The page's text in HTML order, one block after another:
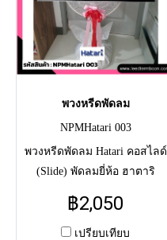
พวงหรีดพัดลม
NPMHatari 003
พวงหรีดพัดลม Hatari คอสไลด์
(Slide) พัดลมยี่ห้อ ฮาตาริ
แซมแดง ม่วง มี ขนาด16"
ราคา 2050.- ขนาด18" ราคา
฿2,050
เปรียบเทียบ